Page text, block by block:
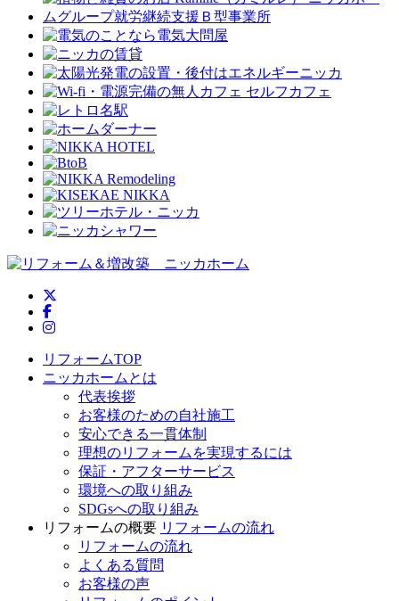
ニッカホーム公式Facebook
ニッカホーム公式Instagram
リフォームTOP
ニッカホームとは
代表挨拶
お客様のための自社施工
安心できる一貫体制
理想のリフォームを実現するには
保証・アフターサービス
環境への取り組み
SDGsへの取り組み
リフォームの概要 リフォームの流れ
リフォームの流れ
よくある質問
お客様の声